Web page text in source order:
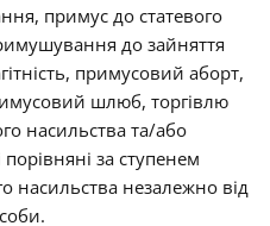
примус до статевого
до зайняття
примусовий аборт,
шлюб, торгівлю
насильства та/або
порівняні за ступенем
насильства незалежно від